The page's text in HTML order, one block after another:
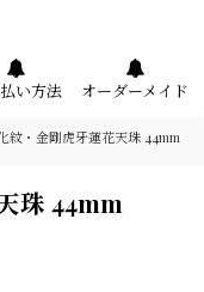
い方法 オーダーメイド
紋・金剛虎牙蓮花天珠 44mm
珠 44mm